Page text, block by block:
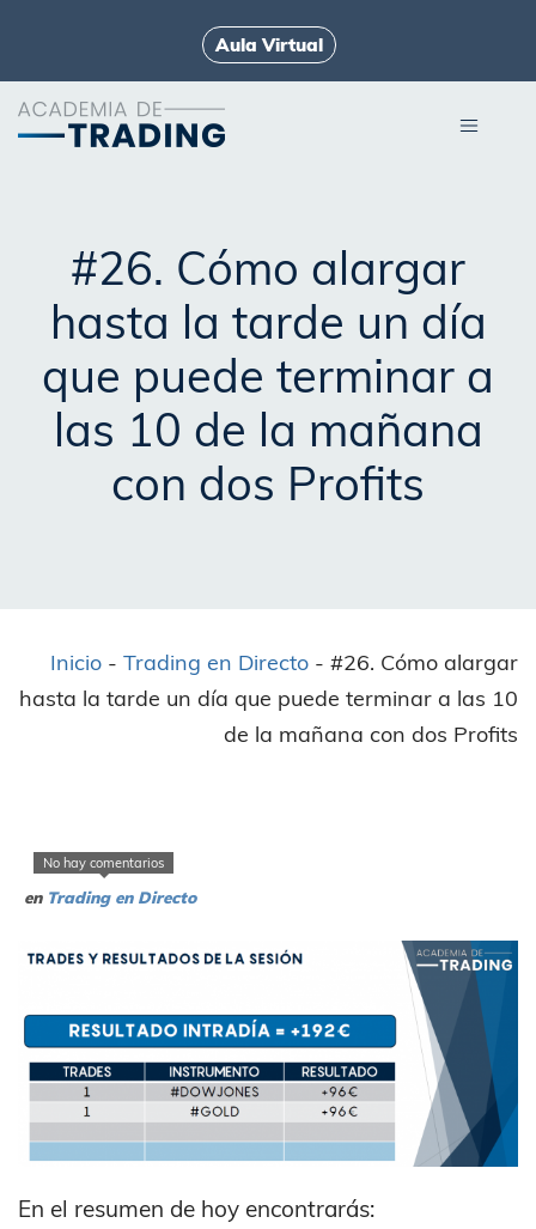
Aula Virtual
#26. Cómo alargar
hasta la tarde un día
que puede terminar a
las 10 de la mañana
con dos Profits
Inicio - Trading en Directo - #26. Cómo alargar
hasta la tarde un día que puede terminar a las 10
de la mañana con dos Profits
No hay comentarios
en Trading en Directo
En el resumen de hoy encontrarás: